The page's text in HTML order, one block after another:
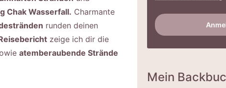
Chak Wasserfall. Charmante
runden deinen
zeige ich dir die
atemberaubende Strände
Mein